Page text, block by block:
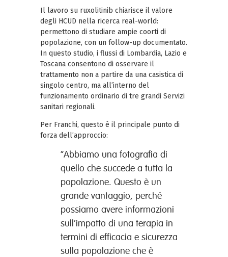
Il lavoro su ruxolitinib chiarisce il valore
degli HCUD nella ricerca real-world:
permettono di studiare ampie coorti di
popolazione, con un follow-up documentato.
In questo studio, i flussi di Lombardia, Lazio e
Toscana consentono di osservare il
trattamento non a partire da una casistica di
singolo centro, ma all’interno del
funzionamento ordinario di tre grandi Servizi
sanitari regionali.
Per Franchi, questo è il principale punto di
forza dell’approccio:
“Abbiamo una fotografia di
quello che succede a tutta la
popolazione. Questo è un
grande vantaggio, perché
possiamo avere informazioni
sull’impatto di una terapia in
termini di efficacia e sicurezza
sulla popolazione che è